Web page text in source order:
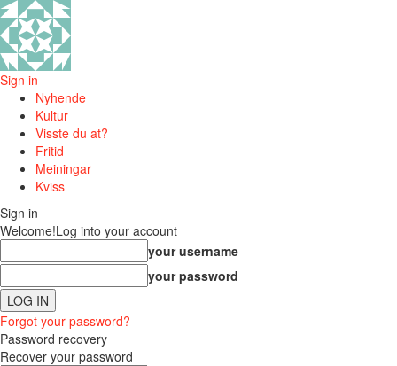
Sign in
Nyhende
Kultur
Visste du at?
Fritid
Meiningar
Kviss
Sign in
Welcome!Log into your account
your username
your password
Forgot your password?
Password recovery
Recover your password